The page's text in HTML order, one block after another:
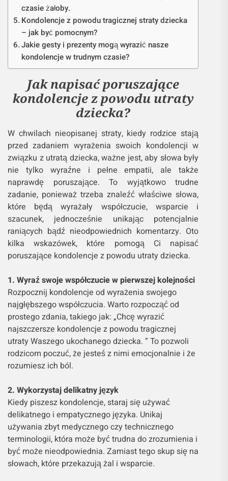
czasie żałoby.
Kondolencje z powodu tragicznej straty dziecka
– jak być pomocnym?
Jakie gesty i prezenty mogą wyrazić nasze
kondolencje w trudnym czasie?
Jak napisać poruszające
kondolencje z powodu utraty
dziecka?
W chwilach nieopisanej straty, kiedy rodzice stają
przed zadaniem wyrażenia swoich kondolencji w
związku z utratą dziecka, ważne jest, aby słowa były
nie tylko wyraźne i pełne empatii, ale także
naprawdę poruszające. To wyjątkowo trudne
zadanie, ponieważ trzeba znaleźć właściwe słowa,
które będą wyrażały współczucie, wsparcie i
szacunek, jednocześnie unikając potencjalnie
raniących bądź nieodpowiednich komentarzy. Oto
kilka wskazówek, które pomogą Ci napisać
poruszające kondolencje z powodu utraty dziecka.
1. Wyraź swoje współczucie w pierwszej kolejności
Rozpocznij kondolencje od wyrażenia swojego
najgłębszego współczucia. Warto rozpocząć od
prostego zdania, takiego jak: „Chcę wyrazić
najszczersze kondolencje z powodu tragicznej
utraty Waszego ukochanego dziecka. ” To pozwoli
rodzicom poczuć, że jesteś z nimi emocjonalnie i że
rozumiesz ich ból.
2. Wykorzystaj delikatny język
Kiedy piszesz kondolencje, staraj się używać
delikatnego i empatycznego języka. Unikaj
używania zbyt medycznego czy technicznego
terminologii, która może być trudna do zrozumienia i
być może nieodpowiednia. Zamiast tego skup się na
słowach, które przekazują żal i wsparcie.